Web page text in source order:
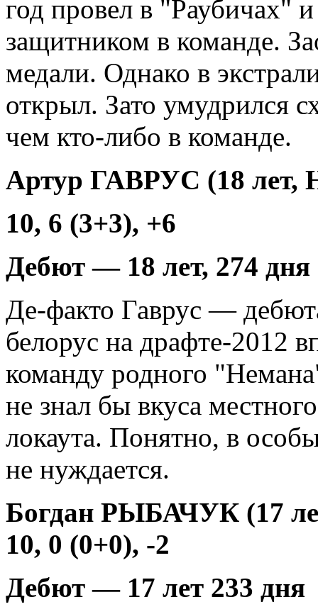
год провел в "Раубичах"
защитником в команде.
медали. Однако в
открыл. Зато умудрился
чем кто-либо в команде.
Артур ГАВРУС (18 лет,
10, 6 (3+3), +6
Дебют — 18 лет, 274 дня
Де-факто Гаврус —
белорус на драфте-2012
команду родного
не знал бы вкуса
локаута. Понятно, в
не нуждается.
Богдан РЫБАЧУК (17
10, 0 (0+0), -2
Дебют — 17 лет 233 дня